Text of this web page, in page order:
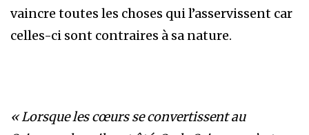
vaincre toutes les choses qui l’asservissent car
celles-ci sont contraires à sa nature.
«Lorsque les cœurs se convertissent au